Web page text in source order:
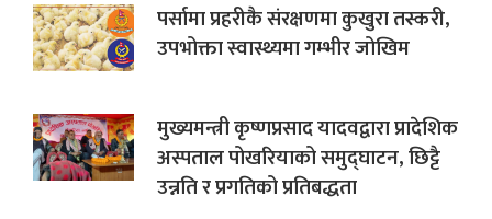
पर्सामा प्रहरीकै संरक्षणमा कुखुरा तस्करी,
उपभोक्ता स्वास्थ्यमा गम्भीर जोखिम
मुख्यमन्त्री कृष्णप्रसाद यादवद्वारा प्रादेशिक
अस्पताल पोखरियाको समुद्घाटन, छिट्टै
उन्नति र प्रगतिको प्रतिबद्धता